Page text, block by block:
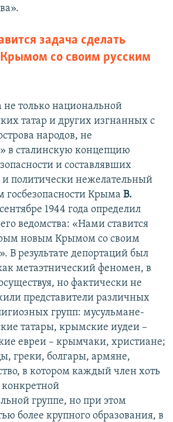
задача сделать
со своим русским
не только национальной
татар и других изгнанных с
народов, не
в сталинскую концепцию
и составлявших
политически нежелательный
госбезопасности Крыма В.
1944 года определил
ведомства: «Нами ставится
новым Крымом со своим
В результате депортаций был
метаэтнический феномен, в
но фактически не
представители различных
групп: мусульмане-
татары, крымские иудеи –
евреи – крымчаки, христиане;
греки, болгары, армяне,
в котором каждый член хоть
группе, но при этом
более крупного образования, в